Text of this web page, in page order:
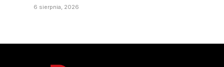
6 sierpnia, 2026